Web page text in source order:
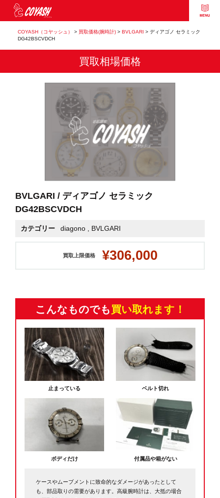
COYASH（コヤッシュ） > 買取価格(腕時計)> BVLGARI > ディアゴノ セラミック
DG42BSCVDCH
買取相場価格
BVLGARI / ディアゴノ セラミック
DG42BSCVDCH
カテゴリー diagono , BVLGARI
買取上限価格 ¥306,000
こんなものでも 買い取れます！
止まっている ベルト切れ
ボディだけ 付属品や箱がない
ケースやムーブメントに致命的なダメージがあったとして
も、部品取りの需要があります。高級腕時計は、大抵の場合